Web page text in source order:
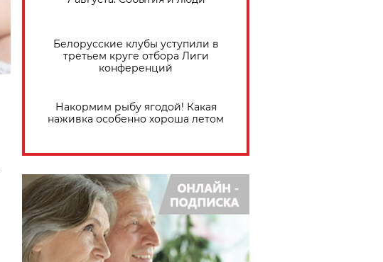
Белорусские клубы уступили в
третьем круге отбора Лиги
конференций
Накормим рыбу ягодой! Какая
наживка особенно хороша летом